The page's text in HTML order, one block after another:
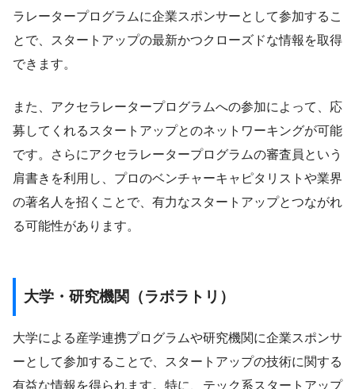
ラレータープログラムに企業スポンサーとして参加するこ
とで、スタートアップの最新かつクローズドな情報を取得
できます。
また、アクセラレータープログラムへの参加によって、応
募してくれるスタートアップとのネットワーキングが可能
です。さらにアクセラレータープログラムの審査員という
肩書きを利用し、プロのベンチャーキャピタリストや業界
の著名人を招くことで、有力なスタートアップとつながれ
る可能性があります。
大学・研究機関（ラボラトリ）
大学による産学連携プログラムや研究機関に企業スポンサ
ーとして参加することで、スタートアップの技術に関する
有益な情報を得られます。特に、テック系スタートアップ